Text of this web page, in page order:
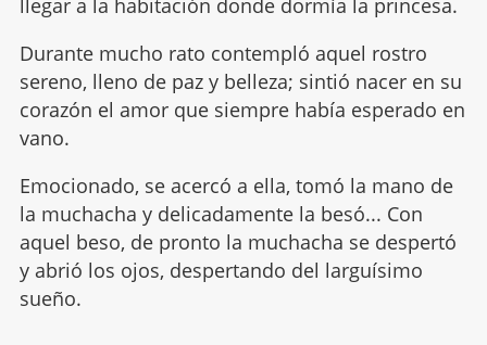
llegar a la habitación donde dormía la princesa.
Durante mucho rato contempló aquel rostro
sereno, lleno de paz y belleza; sintió nacer en su
corazón el amor que siempre había esperado en
vano.
Emocionado, se acercó a ella, tomó la mano de
la muchacha y delicadamente la besó... Con
aquel beso, de pronto la muchacha se despertó
y abrió los ojos, despertando del larguísimo
sueño.